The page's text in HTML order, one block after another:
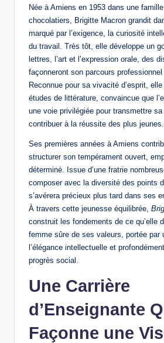
Née à Amiens en 1953 dans une
chocolatiers, Brigitte Macron grandit
marqué par l’exigence, la curiosité
du travail. Très tôt, elle développe un
lettres, l’art et l’expression orale, des
façonneront son parcours professionnel
Reconnue pour sa vivacité d’esprit,
études de littérature, convaincue que
une voie privilégiée pour transmettre
contribuer à la réussite des plus jeunes.
Ses premières années à Amiens
structurer son tempérament ouvert,
déterminé. Issue d’une fratrie
composer avec la diversité des points
s’avérera précieux plus tard dans ses
À travers cette jeunesse équilibrée,
construit les fondements de ce qu’elle
femme sûre de ses valeurs, portée par
l’élégance intellectuelle et
progrès social.
Une Carrière
d’Enseignante
Façonne une